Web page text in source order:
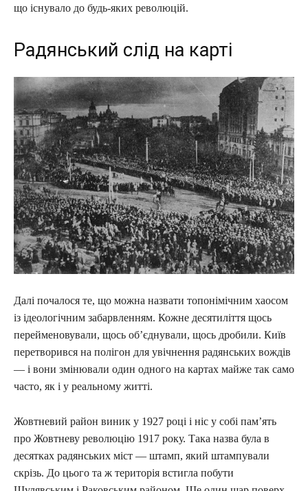
що існувало до будь-яких революцій.
Радянський слід на карті
Далі почалося те, що можна назвати топонімічним хаосом
із ідеологічним забарвленням. Кожне десятиліття щось
перейменовували, щось об’єднували, щось дробили. Київ
перетворився на полігон для увічнення радянських вождів
— і вони змінювали один одного на картах майже так само
часто, як і у реальному житті.
Жовтневий район виник у 1927 році і ніс у собі пам’ять
про Жовтневу революцію 1917 року. Така назва була в
десятках радянських міст — штамп, який штампували
скрізь. До цього та ж територія встигла побути